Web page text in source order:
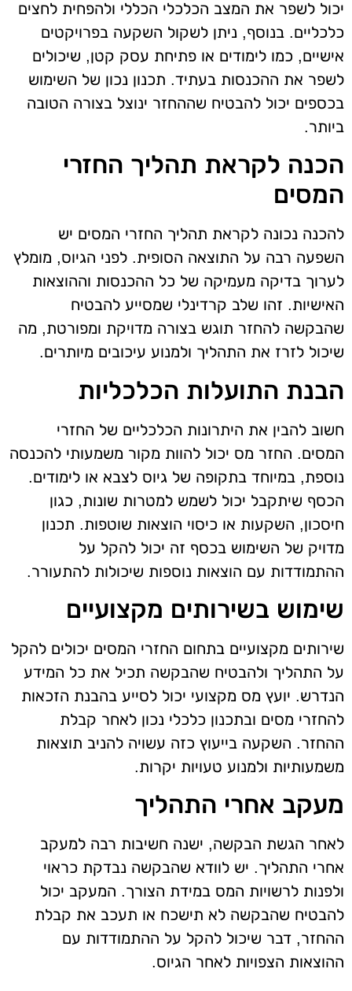
יכול לשפר את המצב הכלכלי הכללי ולהפחית לחצים
כלכליים. בנוסף, ניתן לשקול השקעה בפרויקטים
אישיים, כמו לימודים או פתיחת עסק קטן, שיכולים
לשפר את ההכנסות בעתיד. תכנון נכון של השימוש
בכספים יכול להבטיח שההחזר ינוצל בצורה הטובה
ביותר.
הכנה לקראת תהליך החזרי
המסים
להכנה נכונה לקראת תהליך החזרי המסים יש
השפעה רבה על התוצאה הסופית. לפני הגיוס, מומלץ
לערוך בדיקה מעמיקה של כל ההכנסות וההוצאות
האישיות. זהו שלב קרדינלי שמסייע להבטיח
שהבקשה להחזר תוגש בצורה מדויקת ומפורטת, מה
שיכול לזרז את התהליך ולמנוע עיכובים מיותרים.
הבנת התועלות הכלכליות
חשוב להבין את היתרונות הכלכליים של החזרי
המסים. החזר מס יכול להוות מקור משמעותי להכנסה
נוספת, במיוחד בתקופה של גיוס לצבא או לימודים.
הכסף שיתקבל יכול לשמש למטרות שונות, כגון
חיסכון, השקעות או כיסוי הוצאות שוטפות. תכנון
מדויק של השימוש בכסף זה יכול להקל על
ההתמודדות עם הוצאות נוספות שיכולות להתעורר.
שימוש בשירותים מקצועיים
שירותים מקצועיים בתחום החזרי המסים יכולים להקל
על התהליך ולהבטיח שהבקשה תכיל את כל המידע
הנדרש. יועץ מס מקצועי יכול לסייע בהבנת הזכאות
להחזרי מסים ובתכנון כלכלי נכון לאחר קבלת
ההחזר. השקעה בייעוץ כזה עשויה להניב תוצאות
משמעותיות ולמנוע טעויות יקרות.
מעקב אחרי התהליך
לאחר הגשת הבקשה, ישנה חשיבות רבה למעקב
אחרי התהליך. יש לוודא שהבקשה נבדקת כראוי
ולפנות לרשויות המס במידת הצורך. המעקב יכול
להבטיח שהבקשה לא תישכח או תעכב את קבלת
ההחזר, דבר שיכול להקל על ההתמודדות עם
ההוצאות הצפויות לאחר הגיוס.